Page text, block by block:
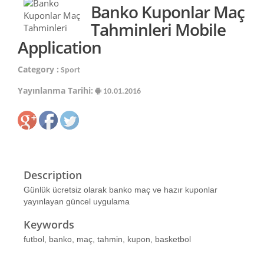
Banko Kuponlar Maç
Tahminleri Mobile
Application
Category : Sport
Yayınlanma Tarihi: 10.01.2016
Description
Günlük ücretsiz olarak banko maç ve hazır kuponlar
yayınlayan güncel uygulama
Keywords
futbol, banko, maç, tahmin, kupon, basketbol